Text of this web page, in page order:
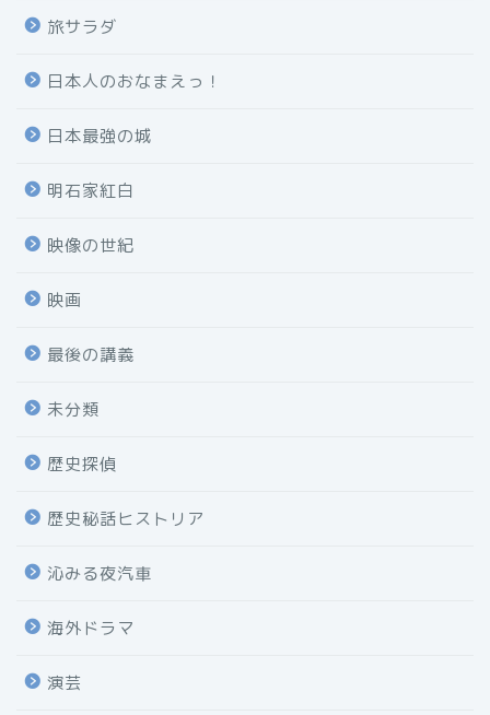
旅サラダ
日本人のおなまえっ！
日本最強の城
明石家紅白
映像の世紀
映画
最後の講義
未分類
歴史探偵
歴史秘話ヒストリア
沁みる夜汽車
海外ドラマ
演芸